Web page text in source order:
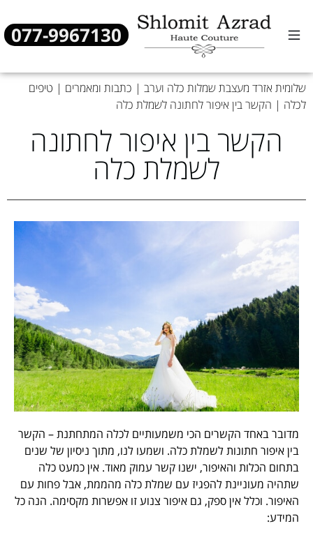
077-9967130
שלומית אזרד מעצבת שמלות כלה וערב | כתבות ומאמרים | טיפים
לכלה | הקשר בין איפור לחתונה לשמלת כלה
הקשר בין איפור לחתונה
לשמלת כלה
מדובר באחד הקשרים הכי משמעותיים לכלה המתחתנת – הקשר
בין איפור חתונות לשמלת כלה. ושמעו לנו, מתוך ניסיון של שנים
בתחום הכלות והאיפור, ישנו קשר עמוק מאוד. אין כמעט כלה
שתהיה מעוניינת להפגיז עם שמלת כלה מהממת, אבל פחות עם
האיפור. וכלל אין ספק, גם איפור צנוע זו אפשרות מקסימה. הנה כל
המידע: